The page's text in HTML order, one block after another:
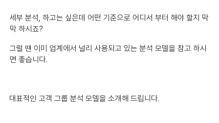
세부 분석, 하고는 싶은데 어떤 기준으로 어디서 부터 해야 할지 막
막 하시죠?
그럴 땐 이미 업계에서 널리 사용되고 있는 분석 모델을 참고 하시
면 좋습니다.
대표적인 고객 그룹 분석 모델을 소개해 드립니다.